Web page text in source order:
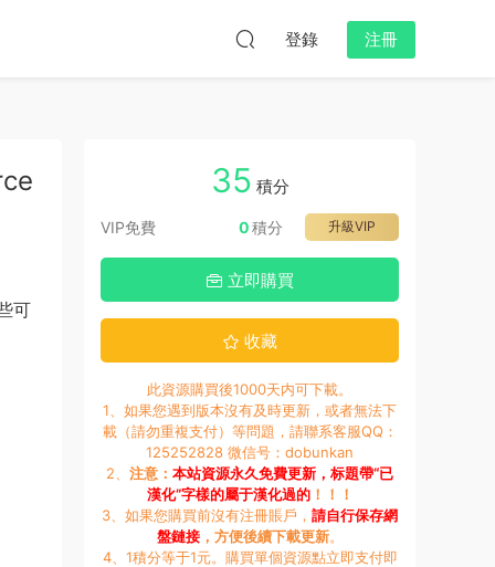
登錄 注冊
可
35 積分
VIP免費 升級VIP
0積分
立即購買
收藏
此資源購買後1000天内可下載。
1、如果您遇到版本沒有及時更新，或者無法下
載（請勿重複支付）等問題，請聯系客服QQ：
125252828 微信号：dobunkan
2、 注意： 本站資源永久免費更新，标題帶“已
漢化”字樣的屬于漢化過的！！！
3、如果您購買前沒有注冊賬戶， 請自行保存網
盤鏈接，方便後續下載更新。
4、1積分等于1元。購買單個資源點立即支付即